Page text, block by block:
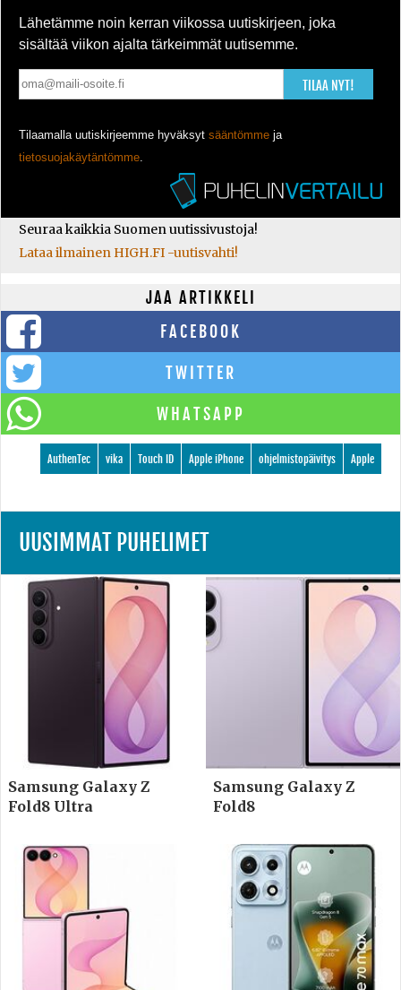
Lähetämme noin kerran viikossa uutiskirjeen, joka
sisältää viikon ajalta tärkeimmät uutisemme.
TILAA NYT!
Tilaamalla uutiskirjeemme hyväksyt sääntömme ja
tietosuojakäytäntömme
Seuraa kaikkia Suomen uutissivustoja!
Lataa ilmainen HIGH.FI -uutisvahti!
JAA ARTIKKELI
FACEBOOK
TWITTER
WHATSAPP
Apple
ohjelmistopäivitys
Apple iPhone
Touch ID
vika
AuthenTec
UUSIMMAT PUHELIMET
Samsung Galaxy Z
Fold8 Ultra
Samsung Galaxy Z
Fold8